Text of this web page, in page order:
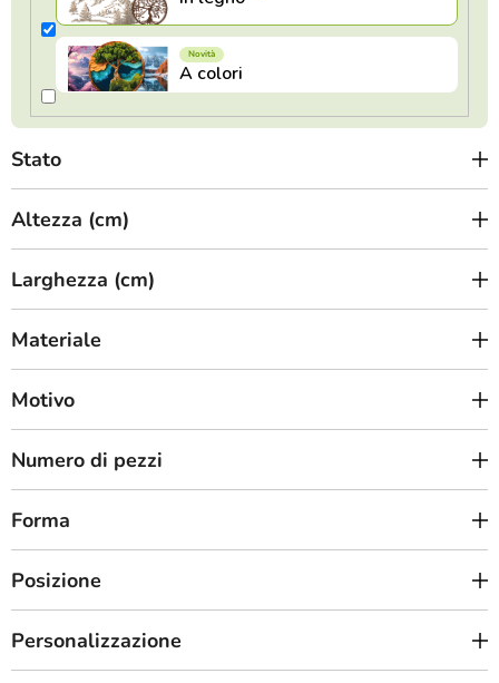
t
t
i
Stato
Altezza (cm)
Larghezza (cm)
Materiale
Motivo
Numero di pezzi
Forma
Posizione
Personalizzazione